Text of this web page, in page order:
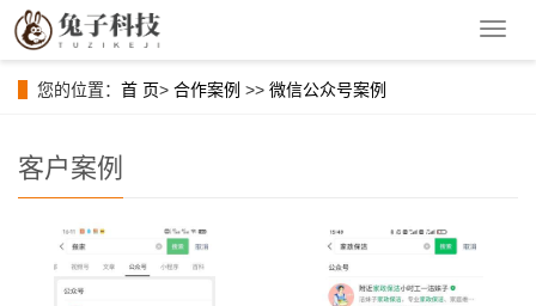
导
您的位置： 首 页> 合作案例 >> 微信公众号案例
客户案例